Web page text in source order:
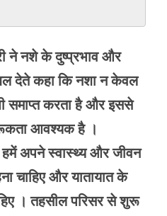
ने नशे के दुष्प्रभाव और
देते कहा कि नशा न केवल
समाप्त करता है और इससे
आवश्यक है ।
अपने स्वास्थ्य और जीवन
चाहिए और यातायात के
। तहसील परिसर से शुरू